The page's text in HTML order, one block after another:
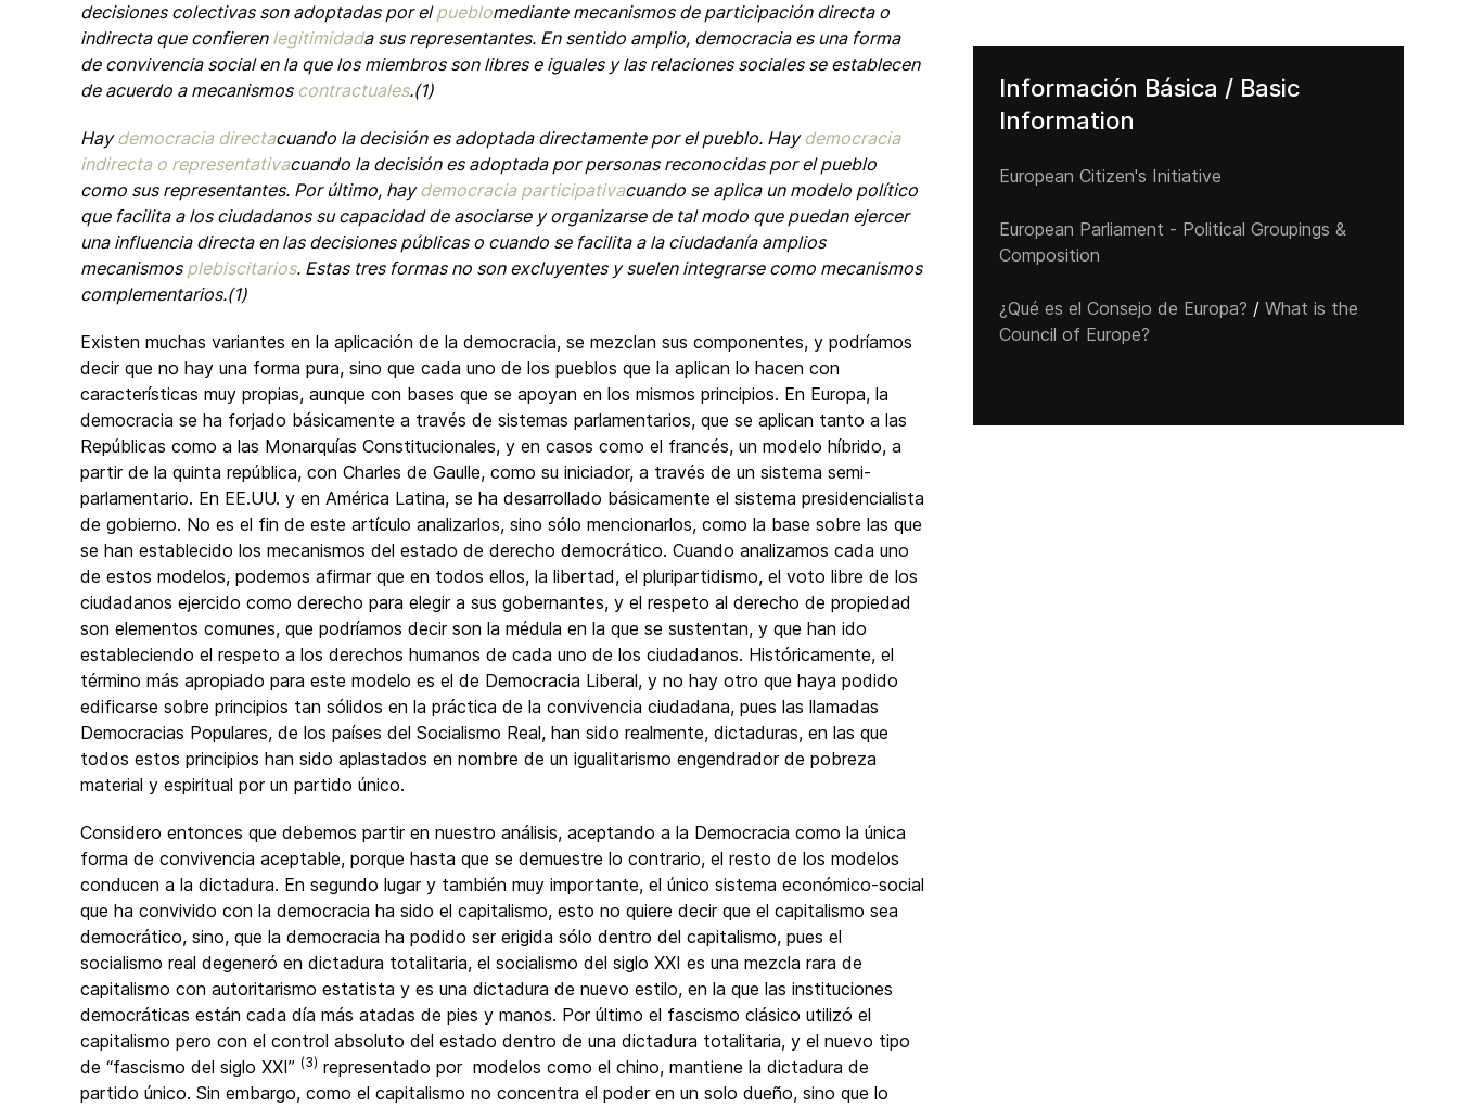
decisiones colectivas son adoptadas por elpueblomediante mecanismos de participación directa o
indirecta que confieren legitimidada sus representantes. En sentido amplio, democracia es una forma
de convivencia social en la que los miembros son libres e iguales y las relaciones sociales se establecen
de acuerdo a mecanismos contractuales.(1)
Haydemocracia directacuando la decisión es adoptada directamente por el pueblo. Haydemocracia
indirecta o representativacuando la decisión es adoptada por personas reconocidas por el pueblo
como sus representantes. Por último, haydemocracia participativacuando se aplica un modelo político
que facilita a los ciudadanos su capacidad de asociarse y organizarse de tal modo que puedan ejercer
una influencia directa en las decisiones públicas o cuando se facilita a la ciudadanía amplios
mecanismos plebiscitarios. Estas tres formas no son excluyentes y suelen integrarse como mecanismos
complementarios.(1)
Existen muchas variantes en la aplicación de la democracia, se mezclan sus componentes, y podríamos
decir que no hay una forma pura, sino que cada uno de los pueblos que la aplican lo hacen con
características muy propias, aunque con bases que se apoyan en los mismos principios. En Europa, la
democracia se ha forjado básicamente a través de sistemas parlamentarios, que se aplican tanto a las
Repúblicas como a las Monarquías Constitucionales, y en casos como el francés, un modelo híbrido, a
partir de la quinta república, con Charles de Gaulle, como su iniciador, a través de un sistema semi-
parlamentario. En EE.UU. y en América Latina, se ha desarrollado básicamente el sistema presidencialista
de gobierno. No es el fin de este artículo analizarlos, sino sólo mencionarlos, como la base sobre las que
se han establecido los mecanismos del estado de derecho democrático. Cuando analizamos cada uno
de estos modelos, podemos afirmar que en todos ellos, la libertad, el pluripartidismo, el voto libre de los
ciudadanos ejercido como derecho para elegir a sus gobernantes, y el respeto al derecho de propiedad
son elementos comunes, que podríamos decir son la médula en la que se sustentan, y que han ido
estableciendo el respeto a los derechos humanos de cada uno de los ciudadanos. Históricamente, el
término más apropiado para este modelo es el de Democracia Liberal, y no hay otro que haya podido
edificarse sobre principios tan sólidos en la práctica de la convivencia ciudadana, pues las llamadas
Democracias Populares, de los países del Socialismo Real, han sido realmente, dictaduras, en las que
todos estos principios han sido aplastados en nombre de un igualitarismo engendrador de pobreza
material y espiritual por un partido único.
Considero entonces que debemos partir en nuestro análisis, aceptando a la Democracia como la única
forma de convivencia aceptable, porque hasta que se demuestre lo contrario, el resto de los modelos
conducen a la dictadura. En segundo lugar y también muy importante, el único sistema económico-social
que ha convivido con la democracia ha sido el capitalismo, esto no quiere decir que el capitalismo sea
democrático, sino, que la democracia ha podido ser erigida sólo dentro del capitalismo, pues el
socialismo real degeneró en dictadura totalitaria, el socialismo del siglo XXI es una mezcla rara de
capitalismo con autoritarismo estatista y es una dictadura de nuevo estilo, en la que las instituciones
democráticas están cada día más atadas de pies y manos. Por último el fascismo clásico utilizó el
capitalismo pero con el control absoluto del estado dentro de una dictadura totalitaria, y el nuevo tipo
de “fascismo del siglo XXI” (3) representado por modelos como el chino, mantiene la dictadura de
partido único. Sin embargo, como el capitalismo no concentra el poder en un solo dueño, sino que lo
Información Básica / Basic
Information
European Citizen's Initiative
European Parliament - Political Groupings &
Composition
¿Qué es el Consejo de Europa? / What is the
Council of Europe?